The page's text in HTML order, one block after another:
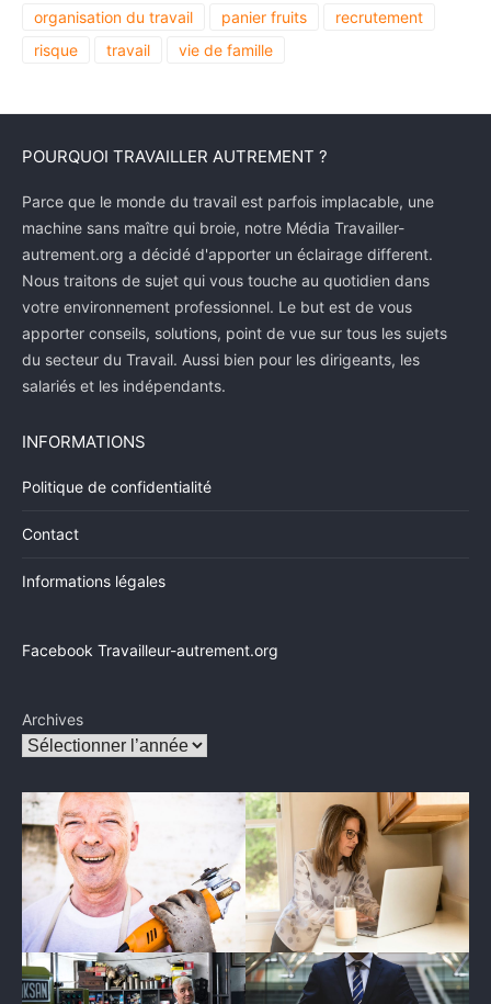
organisation du travail
panier fruits
recrutement
risque
travail vie de famille
POURQUOI TRAVAILLER AUTREMENT ?
Parce que le monde du travail est parfois implacable, une
machine sans maître qui broie, notre Média Travailler-
autrement.org a décidé d'apporter un éclairage different.
Nous traitons de sujet qui vous touche au quotidien dans
votre environnement professionnel. Le but est de vous
apporter conseils, solutions, point de vue sur tous les sujets
du secteur du Travail. Aussi bien pour les dirigeants, les
salariés et les indépendants.
INFORMATIONS
Politique de confidentialité
Contact
Informations légales
Facebook Travailleur-autrement.org
Archives